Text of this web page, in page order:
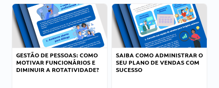
GESTÃO DE PESSOAS: COMO
MOTIVAR FUNCIONÁRIOS E
DIMINUIR A ROTATIVIDADE?
SAIBA COMO ADMINISTRAR O
SEU PLANO DE VENDAS COM
SUCESSO